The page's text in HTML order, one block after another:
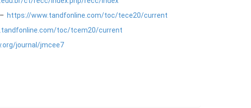
https://www.tandfonline.com/toc/tece20/current
toc/tcem20/current
journal/jmcee7